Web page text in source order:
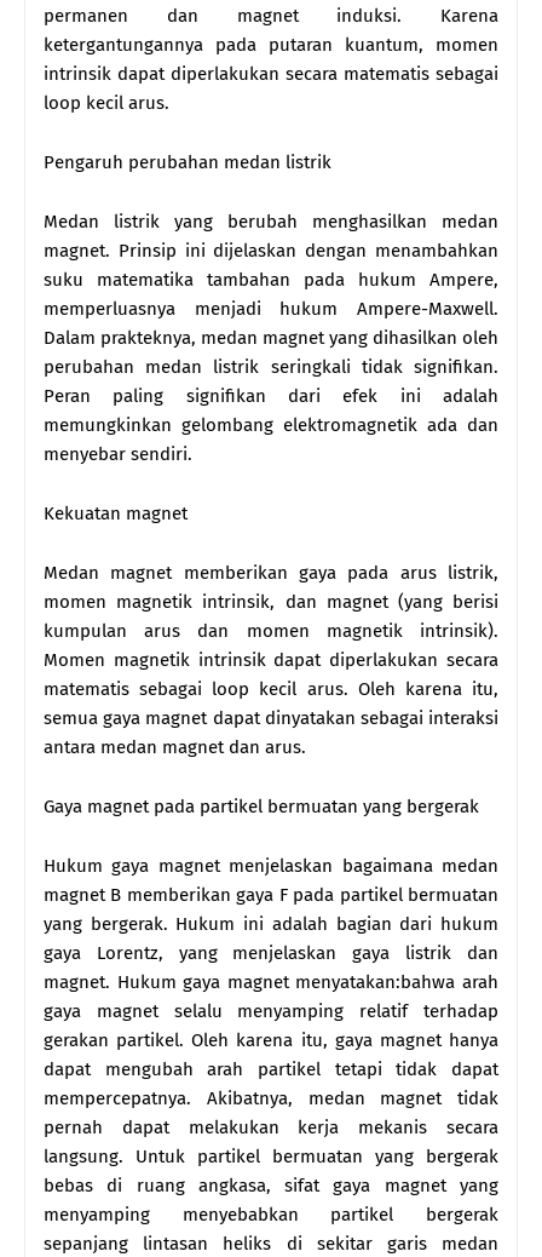
permanen dan magnet induksi. Karena
ketergantungannya pada putaran kuantum, momen
intrinsik dapat diperlakukan secara matematis sebagai
loop kecil arus.
Pengaruh perubahan medan listrik
Medan listrik yang berubah menghasilkan medan
magnet. Prinsip ini dijelaskan dengan menambahkan
suku matematika tambahan pada hukum Ampere,
memperluasnya menjadi hukum Ampere-Maxwell.
Dalam prakteknya, medan magnet yang dihasilkan oleh
perubahan medan listrik seringkali tidak signifikan.
Peran paling signifikan dari efek ini adalah
memungkinkan gelombang elektromagnetik ada dan
menyebar sendiri.
Kekuatan magnet
Medan magnet memberikan gaya pada arus listrik,
momen magnetik intrinsik, dan magnet (yang berisi
kumpulan arus dan momen magnetik intrinsik).
Momen magnetik intrinsik dapat diperlakukan secara
matematis sebagai loop kecil arus. Oleh karena itu,
semua gaya magnet dapat dinyatakan sebagai interaksi
antara medan magnet dan arus.
Gaya magnet pada partikel bermuatan yang bergerak
Hukum gaya magnet menjelaskan bagaimana medan
magnet B memberikan gaya F pada partikel bermuatan
yang bergerak. Hukum ini adalah bagian dari hukum
gaya Lorentz, yang menjelaskan gaya listrik dan
magnet. Hukum gaya magnet menyatakan:bahwa arah
gaya magnet selalu menyamping relatif terhadap
gerakan partikel. Oleh karena itu, gaya magnet hanya
dapat mengubah arah partikel tetapi tidak dapat
mempercepatnya. Akibatnya, medan magnet tidak
pernah dapat melakukan kerja mekanis secara
langsung. Untuk partikel bermuatan yang bergerak
bebas di ruang angkasa, sifat gaya magnet yang
menyamping menyebabkan partikel bergerak
sepanjang lintasan heliks di sekitar garis medan